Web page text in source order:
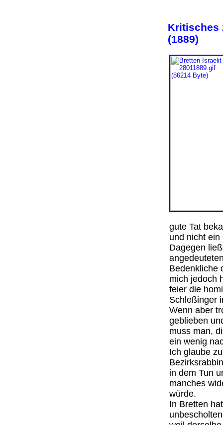
Kritisches
(1889)
gute Tat
und nicht
Dagegen
Bedenkliche
mich jedoch
feier die
Schleßinger
Wenn aber
geblieben
muss man,
ein wenig
Ich glaube
in dem Tun
manches
würde.
In Bretten